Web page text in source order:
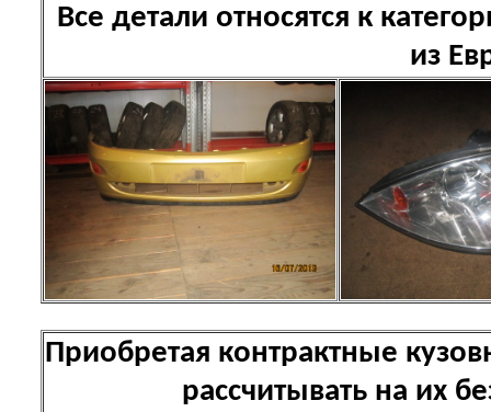
Все детали относятся к
из
Приобретая контрактные
рассчитывать на их